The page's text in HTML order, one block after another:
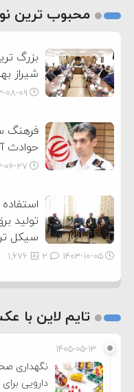
2
محبوب ترین
بزرگ
شیراز
۱۴۰۳-
حوادث
۱۴۰۳-
تولید
سیکل
۱۴۰۳-۱۰-۰۵ 1,676
تایم لاین با
۱۴۰۵-۰۵-۱۳
نگهداری
دارویی برای